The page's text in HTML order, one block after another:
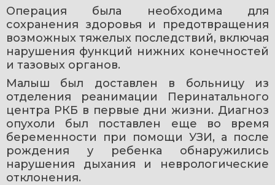
Операция была необходима для
сохранения здоровья и предотвращения
возможных тяжелых последствий, включая
нарушения функций нижних конечностей
и тазовых органов.
Малыш был доставлен в больницу из
отделения реанимации Перинатального
центра РКБ в первые дни жизни. Диагноз
опухоли был поставлен еще во время
беременности при помощи УЗИ, а после
рождения у ребенка обнаружились
нарушения дыхания и неврологические
отклонения.